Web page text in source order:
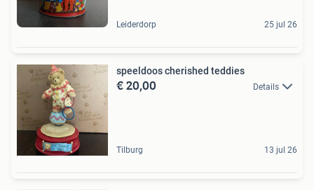
Leiderdorp 25 jul 26
speeldoos cherished teddies
€ 20,00 Details
Tilburg 13 jul 26